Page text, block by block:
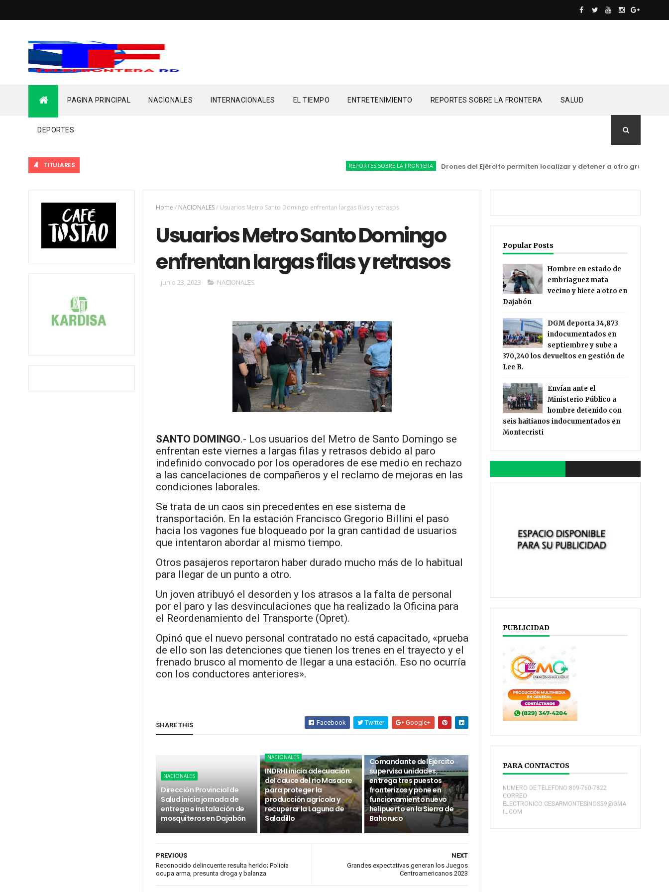
PAGINA PRINCIPAL NACIONALES INTERNACIONALES EL TIEMPO ENTRETENIMIENTO REPORTES SOBRE LA FRONTERA SALUD
DEPORTES
TITULARES REPORTES SOBRE LA FRONTERA Drones del Ejército permiten localizar y detener a otro grupo de
Home / NACIONALES/ Usuarios Metro Santo Domingo enfrentan largas filas y retrasos
Usuarios Metro Santo Domingo
enfrentan largas filas y retrasos
junio 23, 2023 NACIONALES
SANTO DOMINGO.- Los usuarios del Metro de Santo Domingo se
enfrentan este viernes a largas filas y retrasos debido al paro
indefinido convocado por los operadores de ese medio en rechazo
a las cancelaciones de compañeros y el reclamo de mejoras en las
condiciones laborales.
Se trata de un caos sin precedentes en ese sistema de
transportación. En la estación Francisco Gregorio Billini el paso
hacia los vagones fue bloqueado por la gran cantidad de usuarios
que intentaron abordar al mismo tiempo.
Otros pasajeros reportaron haber durado mucho más de lo habitual
para llegar de un punto a otro.
Un joven atribuyó el desorden y los atrasos a la falta de personal
por el paro y las desvinculaciones que ha realizado la Oficina para
el Reordenamiento del Transporte (Opret).
Opinó que el nuevo personal contratado no está capacitado, «prueba
de ello son las detenciones que tienen los trenes en el trayecto y el
frenado brusco al momento de llegar a una estación. Eso no ocurría
con los conductores anteriores».
SHARE THIS Facebook Twitter Google+
NACIONALES
Dirección Provincial de
Salud inicia jornada de
entrega e instalación de
mosquiteros en Dajabón
NACIONALES
INDRHI inicia adecuación
del cauce del río Masacre
para proteger la
producción agrícola y
recuperar la Laguna de
Saladillo
Comandante del Ejército
supervisa unidades,
entrega tres puestos
fronterizos y pone en
funcionamiento nuevo
helipuerto en la Sierra de
Bahoruco
NEXT
Grandes expectativas generan los Juegos
Centroamericanos 2023
PREVIOUS
Reconocido delincuente resulta herido; Policía
ocupa arma, presunta droga y balanza
Popular Posts
Hombre en estado de
embriaguez mata
vecino y hiere a otro en
Dajabón
DGM deporta 34,873
indocumentados en
septiembre y sube a
370,240 los devueltos en gestión de
Lee B.
Envían ante el
Ministerio Público a
hombre detenido con
seis haitianos indocumentados en
Montecristi
PUBLICIDAD
PARA CONTACTOS
NUMERO DE TELEFONO:809-760-7822
CORREO
ELECTRONICO:CESARMONTESINOS59@GMA
IL.COM